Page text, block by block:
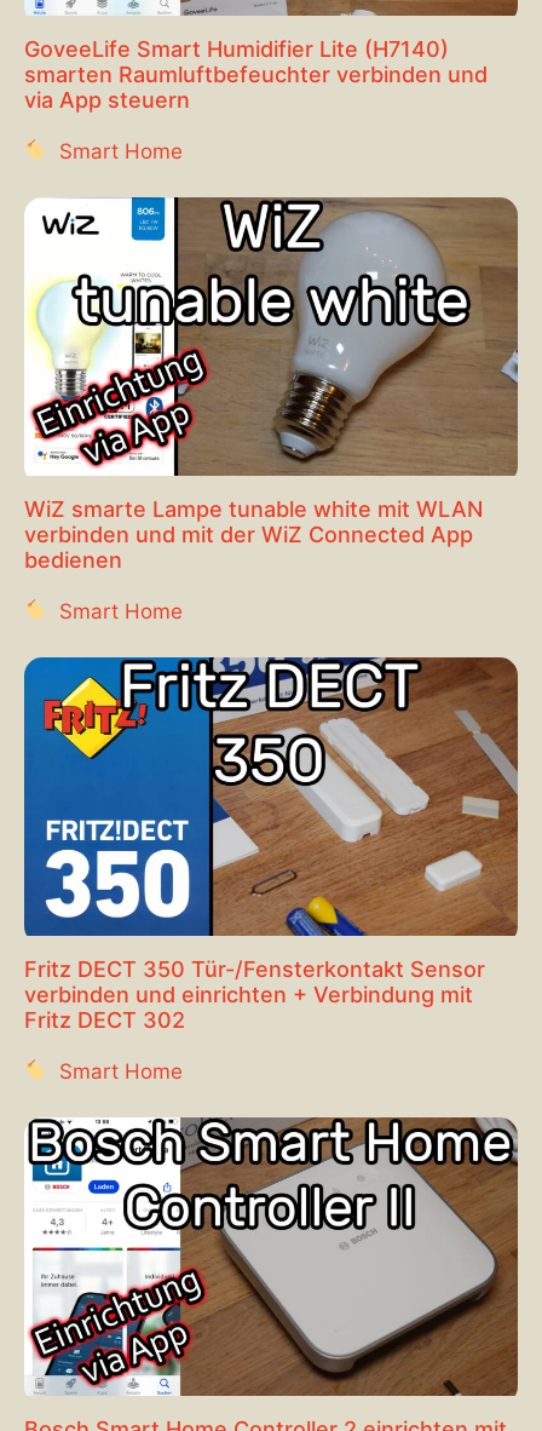
GoveeLife Smart Humidifier Lite (H7140)
smarten Raumluftbefeuchter verbinden und
via App steuern
Smart Home
WiZ smarte Lampe tunable white mit WLAN
verbinden und mit der WiZ Connected App
bedienen
Smart Home
Fritz DECT 350 Tür-/Fensterkontakt Sensor
verbinden und einrichten + Verbindung mit
Fritz DECT 302
Smart Home